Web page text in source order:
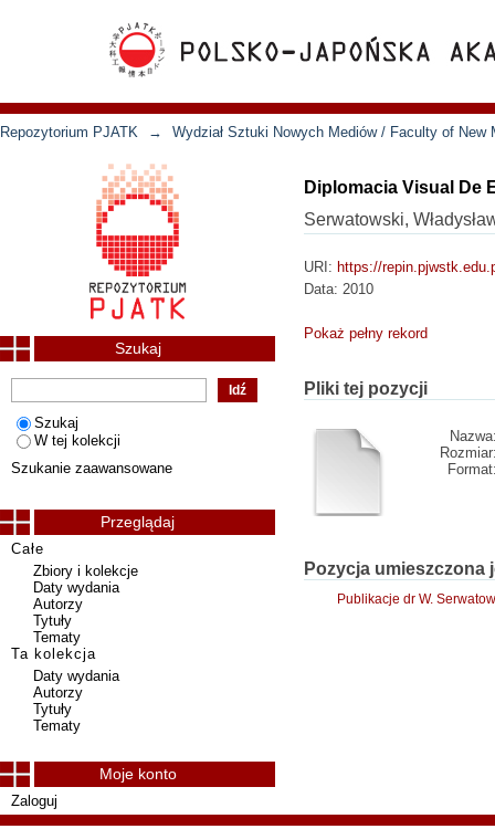
Repozytorium PJATK → Wydział Sztuki Nowych Mediów / Faculty of New
Diplomacia Visual De
Serwatowski,
URI: https://
Data: 2010
Pokaż pełny rekord
Pliki tej pozycji
Pozycja
Publikacje dr W.
Szukaj
Szukaj
W tej kolekcji
Szukanie zaawansowane
Przeglądaj
Całe
Zbiory i kolekcje
Daty wydania
Autorzy
Tytuły
Tematy
Ta kolekcja
Daty wydania
Autorzy
Tytuły
Tematy
Moje konto
Zaloguj